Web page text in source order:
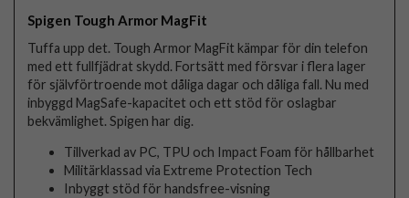
Spigen Tough Armor MagFit
Tuffa upp det. Tough Armor MagFit kämpar för din telefon
med ett fullfjädrat skydd. Fortsätt med försvar i flera lager
för självförtroende mot dåliga dagar och dåliga fall. Nu med
inbyggd MagSafe-kapacitet och ett stöd för oslagbar
bekvämlighet. Spigen har dig.
Tillverkad av PC, TPU och Impact Foam för hållbarhet
Militärklassad via Extreme Protection Tech
Inbyggt stöd för handsfree-visning